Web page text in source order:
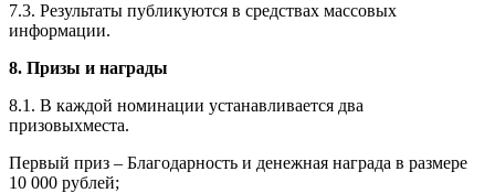
7.3. Результаты публикуются в средствах массовых
информации.
8. Призы и награды
8.1. В каждой номинации устанавливается два
призовыхместа.
Первый приз – Благодарность и денежная награда в размере
10 000 рублей;